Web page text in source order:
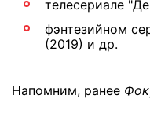
телесериале
фэнтезийном
(2019) и др.
Напомним, ранее